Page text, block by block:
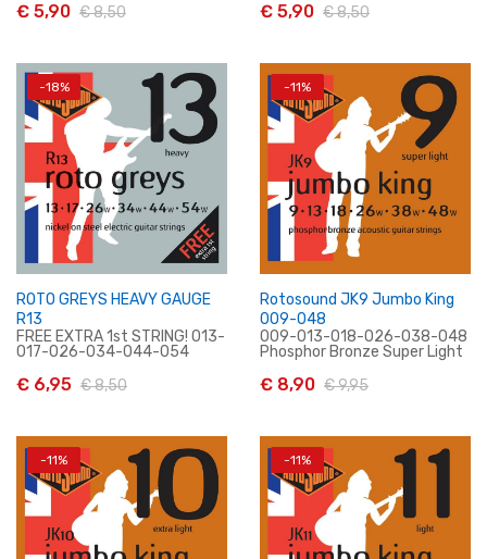
In Winkelwagen
€ 5,90 € 8,50
In Winkelwagen
€ 5,90 € 8,50
-18%
Niet op voorraad
ROTO GREYS HEAVY GAUGE
R13
FREE EXTRA 1st STRING! 013-
017-026-034-044-054
€ 6,95 € 8,50
-11%
In Winkelwagen
Rotosound JK9 Jumbo King
009-048
009-013-018-026-038-048
Phosphor Bronze Super Light
€ 8,90 € 9,95
-11% -11%